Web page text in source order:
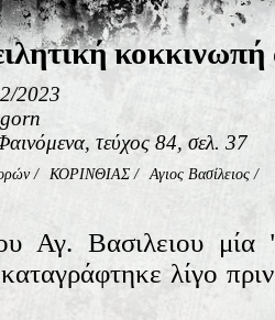
2023
τεύχος 84, σελ. 37
/ ΚΟΡΙΝΘΙΑΣ / Αγιος Βασίλειος /
Αγ. Βασιλειου μία
λίγο